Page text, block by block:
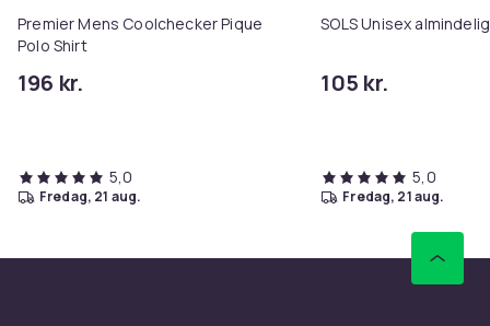
Premier Mens Coolchecker Pique
Polo Shirt
196 kr.
5,0
fredag, 21 aug.
SOLS Unisex
105 kr.
5,0
fredag, 21 aug.